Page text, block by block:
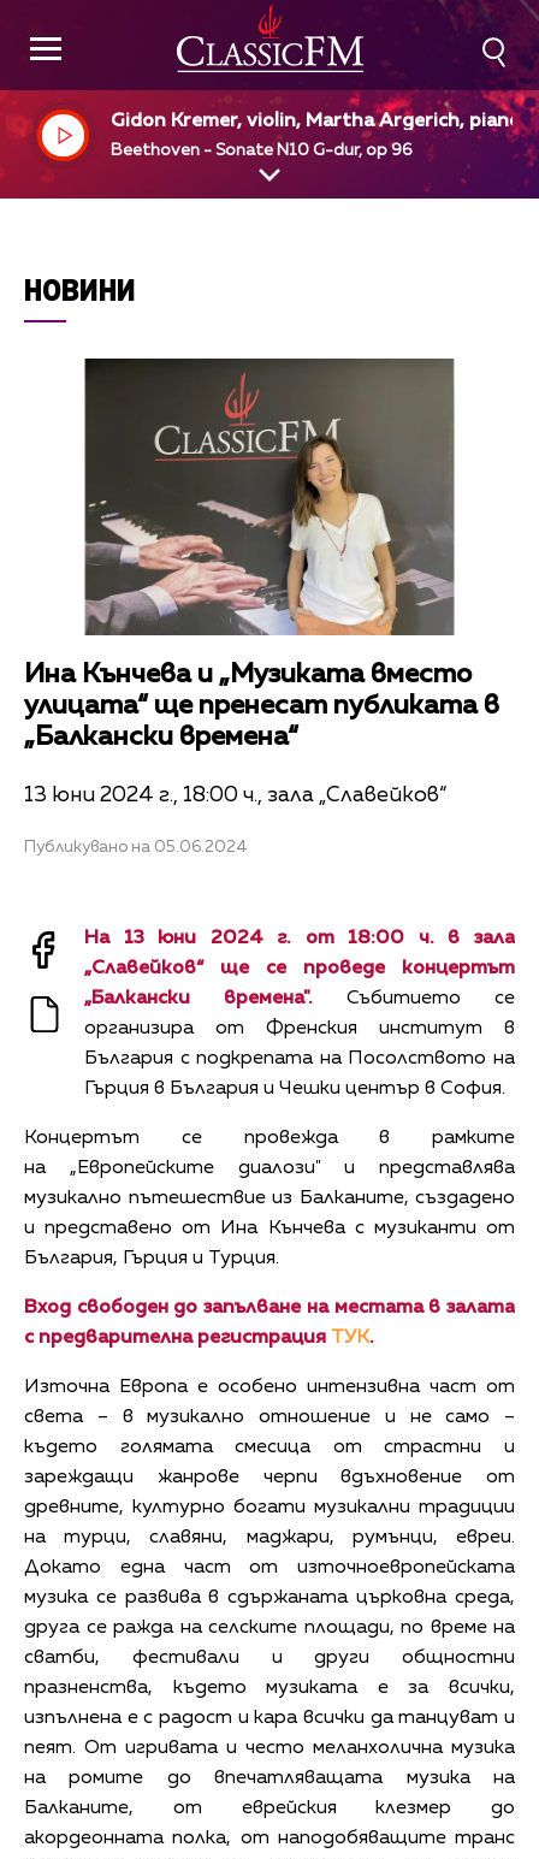
Gidon Kremer, violin, Martha Argerich, piano
Beethoven - Sonate N10 G-dur, op 96
НОВИНИ
Ина Кънчева и „Музиката вместо
улицата“ ще пренесат публиката в
„Балкански времена“
13 юни 2024 г., 18:00 ч., зала „Славейков“
Публикувано на 05.06.2024
На 13 юни 2024 г. от 18:00 ч. в зала
„Славейков“ ще се проведе концертът
„Балкански времена". Събитието се
организира от Френския институт в
България с подкрепата на Посолството на
Гърция в България и Чешки център в София.
Концертът се провежда в рамките
на „Европейските диалози" и представлява
музикално пътешествие из Балканите, създадено
и представено от Ина Кънчева с музиканти от
България, Гърция и Турция.
Вход свободен до запълване на местата в залата
с предварителна регистрация ТУК.
Източна Европа е особено интензивна част от
света – в музикално отношение и не само –
където голямата смесица от страстни и
зареждащи жанрове черпи вдъхновение от
древните, културно богати музикални традиции
на турци, славяни, маджари, румънци, евреи.
Докато една част от източноевропейската
музика се развива в сдържаната църковна среда,
друга се ражда на селските площади, по време на
сватби, фестивали и други общностни
празненства, където музиката е за всички,
изпълнена е с радост и кара всички да танцуват и
пеят. От игривата и често меланхолична музика
на ромите до впечатляващата музика на
Балканите, от еврейския клезмер до
акордеонната полка, от наподобяващите транс